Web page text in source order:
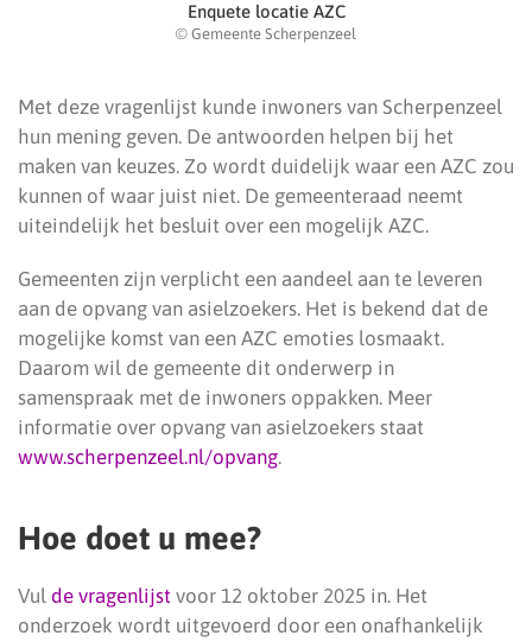
Enquete locatie AZC
© Gemeente Scherpenzeel
Met deze vragenlijst kunde inwoners van Scherpenzeel
hun mening geven. De antwoorden helpen bij het
maken van keuzes. Zo wordt duidelijk waar een AZC zou
kunnen of waar juist niet. De gemeenteraad neemt
uiteindelijk het besluit over een mogelijk AZC.
Gemeenten zijn verplicht een aandeel aan te leveren
aan de opvang van asielzoekers. Het is bekend dat de
mogelijke komst van een AZC emoties losmaakt.
Daarom wil de gemeente dit onderwerp in
samenspraak met de inwoners oppakken. Meer
informatie over opvang van asielzoekers staat
www.scherpenzeel.nl/opvang.
Hoe doet u mee?
Vul de vragenlijst voor 12 oktober 2025 in. Het
onderzoek wordt uitgevoerd door een onafhankelijk